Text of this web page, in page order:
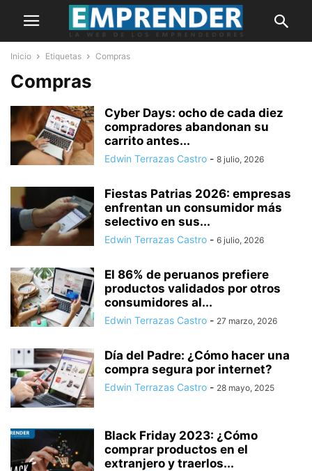
Inicio Etiquetas Compras
Compras
Cyber Days: ocho de cada diez
compradores abandonan su
carrito antes...
Edwin Terrazas Castro - 8 julio, 2026
Fiestas Patrias 2026: empresas
enfrentan un consumidor más
selectivo en sus...
Edwin Terrazas Castro - 6 julio, 2026
El 86% de peruanos prefiere
productos validados por otros
consumidores al...
Edwin Terrazas Castro - 27 marzo, 2026
Día del Padre: ¿Cómo hacer una
compra segura por internet?
Edwin Terrazas Castro - 28 mayo, 2025
Black Friday 2023: ¿Cómo
comprar productos en el
extranjero y traerlos...